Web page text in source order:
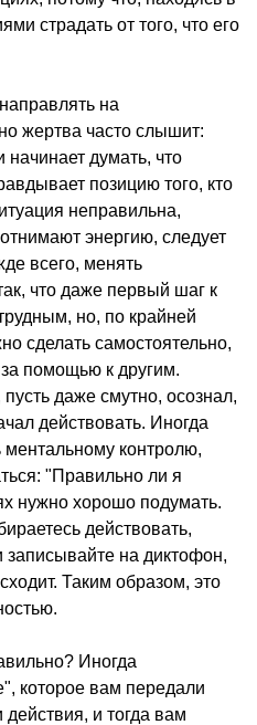
страдать от того, что его
на
жертва часто слышит:
думать, что
позицию того, кто
неправильна,
энергию, следует
всего, менять
что даже первый шаг к
но, по крайней
сделать самостоятельно,
помощью к другим.
даже смутно, осознал,
действовать. Иногда
ментальному контролю,
"Правильно ли я
нужно хорошо подумать.
действовать,
записывайте на диктофон,
Таким образом, это
Иногда
которое вам передали
и тогда вам